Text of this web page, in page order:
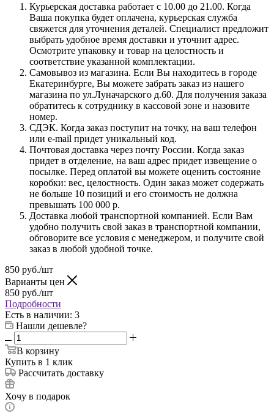
Курьерская доставка работает с 10.00 до 21.00. Когда
Ваша покупка будет оплачена, курьерская служба
свяжется для уточнения деталей. Специалист предложит
выбрать удобное время доставки и уточнит адрес.
Осмотрите упаковку и товар на целостность и
соответствие указанной комплектации.
Самовывоз из магазина. Если Вы находитесь в городе
Екатеринбурге, Вы можете забрать заказ из нашего
магазина по ул.Луначарского д.60. Для получения заказа
обратитесь к сотруднику в кассовой зоне и назовите
номер.
СДЭК. Когда заказ поступит на точку, на ваш телефон
или e-mail придет уникальный код.
Почтовая доставка через почту России. Когда заказ
придет в отделение, на ваш адрес придет извещение о
посылке. Перед оплатой вы можете оценить состояние
коробки: вес, целостность. Один заказ может содержать
не больше 10 позиций и его стоимость не должна
превышать 100 000 р.
Доставка любой транспортной компанией. Если Вам
удобно получить свой заказ в транспортной компании,
обговорите все условия с менеджером, и получите свой
заказ в любой удобной точке.
850 руб./шт
Варианты цен
850 руб./шт
Подробности
Есть в наличии: 3
Нашли дешевле?
В корзину
Купить в 1 клик
Рассчитать доставку
Хочу в подарок